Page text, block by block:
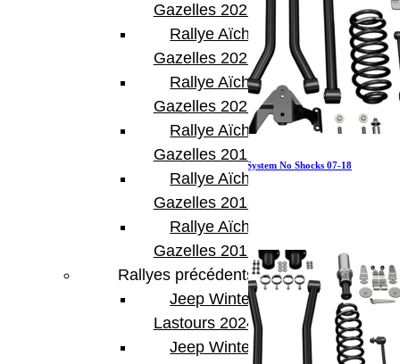
Jeep JKU 4 Door 3 Inch Sport ST3 Suspension System No Shocks 07-18
Wrangler JKU TeraFlex
Ajouter au panier
Gazelles 2023
Rallye Aïcha des
Gazelles 2022
Rallye Aïcha des
Gazelles 2021 -30th
Rallye Aïcha des
Gazelles 2019
Rallye Aïcha des
Gazelles 2018
Rallye Aïcha des
Gazelles 2017
Rallyes précédents
Jeep Winter
Lastours 2024
Jeep Winter Tour